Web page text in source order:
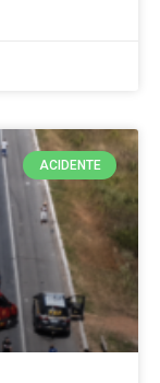
ACIDENTE